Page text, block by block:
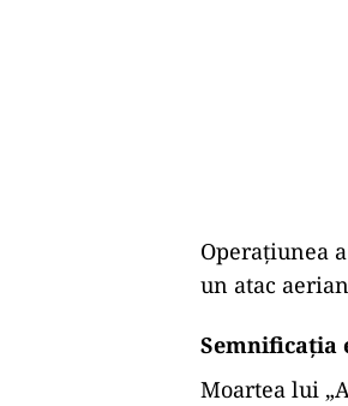
Operațiunea
un atac
Semnificația
Moartea lui